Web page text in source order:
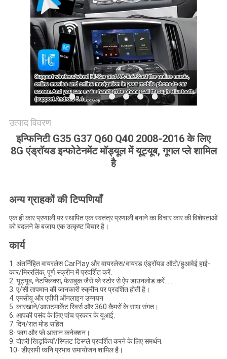
PRIVACY
POLICY
उत्पाद विवरण
इन्फिनिटी G35 G37 Q60 Q40 2008-2016 के लिए
8G एंड्रॉयड इन्फोटेनमेंट मॉड्यूल में यूट्यूब, गूगल प्ले शामिल
है
अन्य ग्राहकों की टिप्पणियाँ
एक ही कार प्रणाली पर स्थापित एक स्वतंत्र प्रणाली बनाने का विचार कार की विशेषताओं
को बदलने के बजाय एक उत्कृष्ट विचार है।
कार्य
1. अंतर्निहित वायरलेस CarPlay और वायरलेस/वायरड एंड्रॉयड ऑटो/हुआवेई हाई-
कार/मिररलिंक, पूर्ण स्क्रीन में प्रदर्शित करें.
2. यूट्यूब, नेटफ्लिक्स, फेसबुक जैसे प्ले स्टोर से ऐप डाउनलोड करें......
3. ए/सी तापमान की जानकारी स्क्रीन पर प्रदर्शित होती है।
4. एमसीयू और एपीपी ऑनलाइन उन्नयन
5. कारखाने/आउटमार्केट रिवर्स और 360 कैमरों के साथ संगत।
6. आपकी पसंद के लिए पांच प्रकार के यूआई.
7. दिन/रात मोड सहित
8- प्लग और प्ले आसान कनेक्शन।
9. दोहरी खिड़कियाँ/स्प्लिट डिस्प्ले प्रदर्शित करने के लिए समर्थन.
10- डीएसपी ध्वनि प्रभाव समायोजन शामिल है।